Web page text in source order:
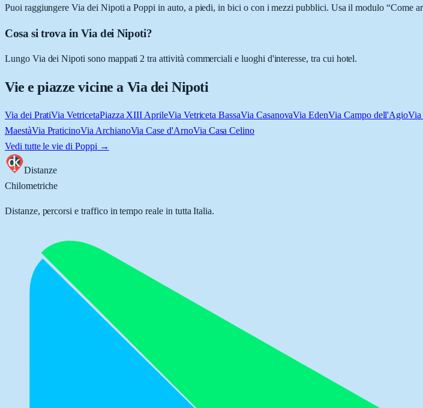
Puoi raggiungere Via dei Nipoti a Poppi in auto, a piedi, in bici o con i mezzi pubblici. Usa il modulo “Come
Cosa si trova in Via dei Nipoti?
Lungo Via dei Nipoti sono mappati 2 tra attività commerciali e luoghi d'interesse, tra cui hotel.
Vie e piazze vicine a Via dei Nipoti
Via dei PratiVia VetricetaPiazza XIII AprileVia Vetriceta BassaVia CasanovaVia EdenVia Campo dell'AgioVia
MaestàVia PraticinoVia ArchianoVia Case d'ArnoVia Casa Celino
Vedi tutte le vie di Poppi →
Distanze
Chilometriche
Distanze, percorsi e traffico in tempo reale in tutta Italia.